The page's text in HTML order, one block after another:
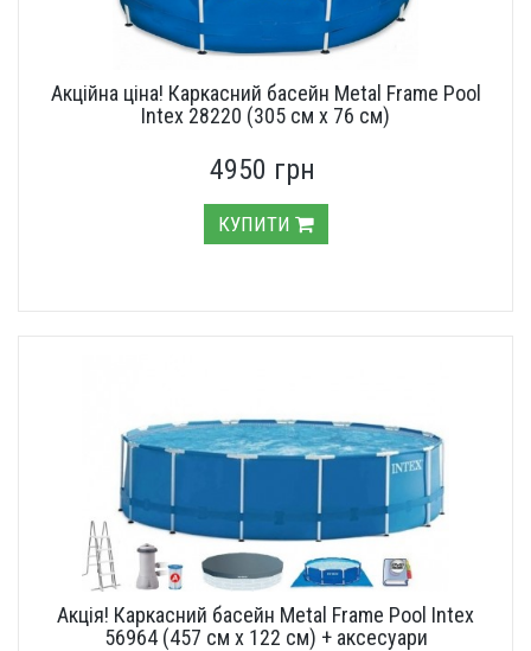
Акційна ціна! Каркасний басейн Metal Frame Pool
Intex 28220 (305 см х 76 см)
4950 грн
КУПИТИ
Акція! Каркасний басейн Metal Frame Pool Intex
56964 (457 см х 122 см) + аксесуари